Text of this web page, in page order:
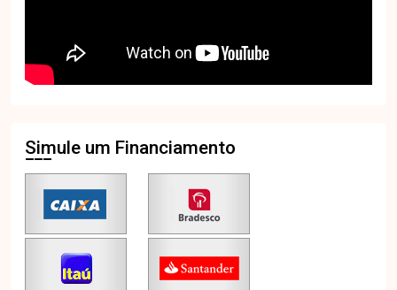
Simule um Financiamento